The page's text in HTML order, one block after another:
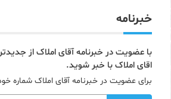
خبرنامه
با عضویت در خبرنامه آقای املاک از
اقای املاک با خبر شوید.
برای عضویت در خبرنامه آقای املاک شماره خود